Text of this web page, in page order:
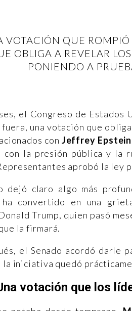
VOTACIÓN QUE
OBLIGA A REVELAR
PONIENDO A
el Congreso de Estados
fuera, una votación que
con Jeffrey Epstein
con la presión pública y la
aprobó la ley
dejó claro algo más
ha convertido en una
Trump, quien pasó
la firmará.
el Senado acordó darle
la iniciativa quedó
votación que los